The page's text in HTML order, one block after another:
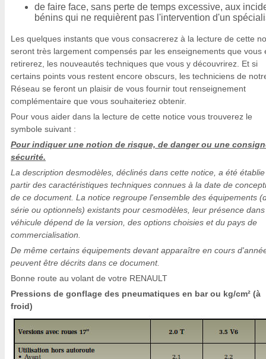
de faire face, sans perte de temps excessive, aux
bénins qui ne requièrent pas l'intervention d'un
Les quelques instants que vous consacrerez à la lecture de cette
seront très largement compensés par les enseignements que vous
retirerez, les nouveautés techniques que vous y découvrirez. Et si
certains points vous restent encore obscurs, les techniciens de
Réseau se feront un plaisir de vous fournir tout renseignement
complémentaire que vous souhaiteriez obtenir.
Pour vous aider dans la lecture de cette notice vous trouverez le
symbole suivant :
Pour indiquer une notion de risque, de danger ou une
sécurité.
La description desmodèles, déclinés dans cette notice, a été
partir des caractéristiques techniques connues à la date de
de ce document. La notice regroupe l'ensemble des équipements
série ou optionnels) existants pour cesmodèles, leur présence
véhicule dépend de la version, des options choisies et du pays de
commercialisation.
De même certains équipements devant apparaître en cours
peuvent être décrits dans ce document.
Bonne route au volant de votre RENAULT
Pressions de gonflage des pneumatiques en bar ou kg/cm² (à
froid)